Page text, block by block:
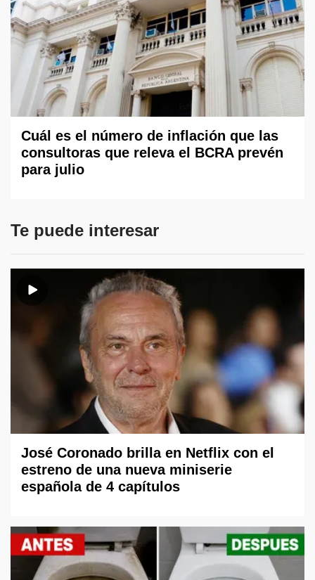
Cuál es el número de inflación que las
consultoras que releva el BCRA prevén
para julio
Te puede interesar
José Coronado brilla en Netflix con el
estreno de una nueva miniserie
española de 4 capítulos